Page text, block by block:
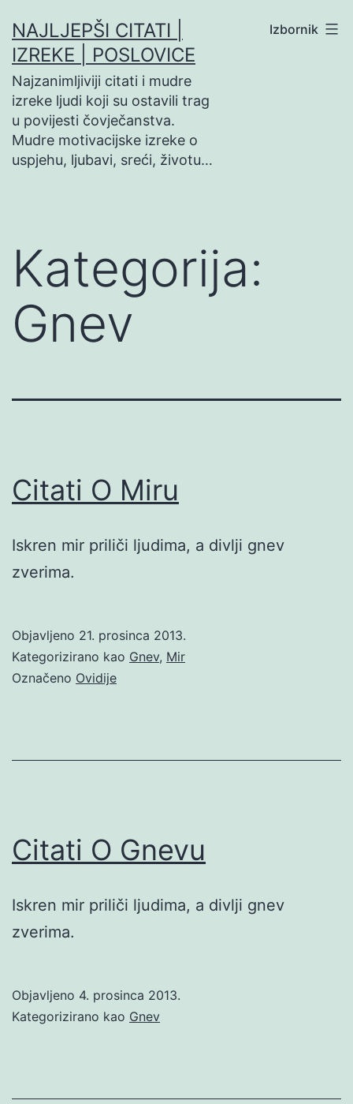
na
sadržaj
NAJLJEPŠI CITATI |
IZREKE | POSLOVICE
Najzanimljiviji citati i mudre
izreke ljudi koji su ostavili trag
u povijesti čovječanstva.
Mudre motivacijske izreke o
uspjehu, ljubavi, sreći, životu…
Izbornik
Kategorija:
Gnev
Citati O Miru
Iskren mir priliči ljudima, a divlji gnev
zverima.
Objavljeno 21. prosinca 2013.
Kategorizirano kao Gnev, Mir
Označeno Ovidije
Citati O Gnevu
Iskren mir priliči ljudima, a divlji gnev
zverima.
Objavljeno 4. prosinca 2013.
Kategorizirano kao Gnev